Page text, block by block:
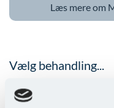
Læs mere om
Vælg behandling...